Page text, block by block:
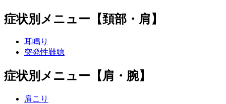
症状別メニュー【頚部・肩】
耳鳴り
突発性難聴
症状別メニュー【肩・腕】
肩こり